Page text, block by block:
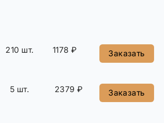
210 шт. 1178 ₽ Заказать
5 шт. 2379 ₽ Заказать